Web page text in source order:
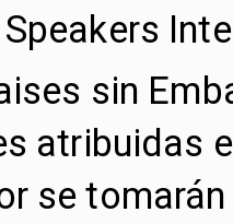
sin
atribuidas
se